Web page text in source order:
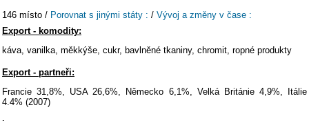
146 místo / Porovnat s jinými státy : / Vývoj a změny v čase :
Export - komodity:
káva, vanilka, měkkýše, cukr, bavlněné tkaniny, chromit, ropné produkty
Export - partneři:
Francie 31,8%, USA 26,6%, Německo 6,1%, Velká Británie 4,9%, Itálie
4.4% (2007)